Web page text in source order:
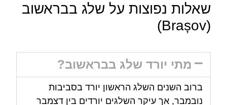
שאלות נפוצות על שלג בבראשוב
(Brașov)
מתי יורד שלג בבראשוב?
ברוב השנים השלג הראשון יורד בסביבות
נובמבר, אך עיקר השלגים יורדים בין דצמבר